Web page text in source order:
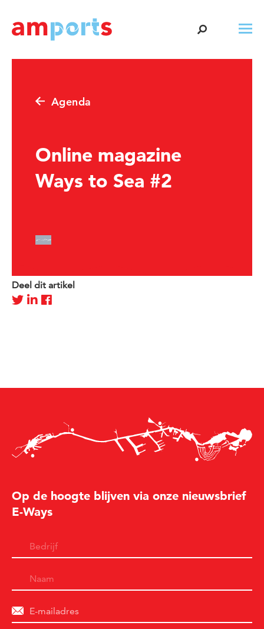
Agenda
Online magazine
Ways to Sea #2
Deel dit artikel
Op de hoogte blijven via onze nieuwsbrief
E-Ways